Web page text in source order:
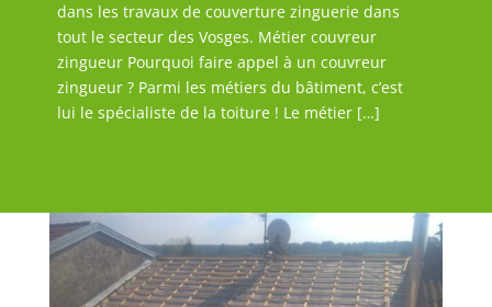
dans les travaux de couverture zinguerie dans
tout le secteur des Vosges. Métier couvreur
zingueur Pourquoi faire appel à un couvreur
zingueur ? Parmi les métiers du bâtiment, c’est
lui le spécialiste de la toiture ! Le métier […]